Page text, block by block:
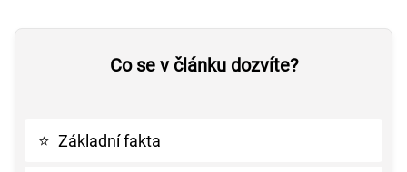
Co se v článku dozvíte?
⭐ Základní fakta